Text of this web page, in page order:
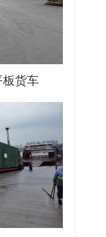
板货车